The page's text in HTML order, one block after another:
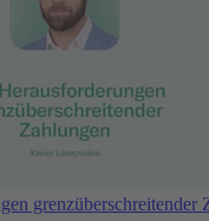
grenzüberschreitender